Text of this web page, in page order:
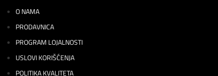
O NAMA
PRODAVNICA
PROGRAM LOJALNOSTI
USLOVI KORIŠĆENJA
POLITIKA KVALITETA